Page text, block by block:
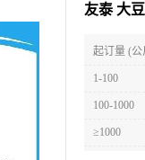
友泰 大
起订量 (公
1-100
100-1000
≥1000